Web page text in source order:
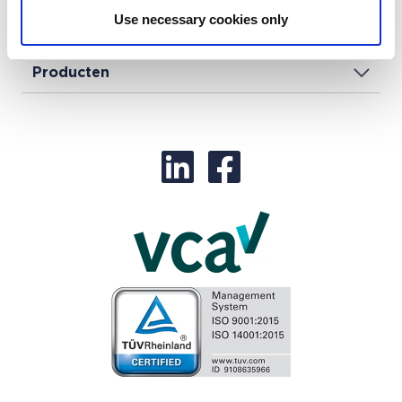
Use necessary cookies only
Producten